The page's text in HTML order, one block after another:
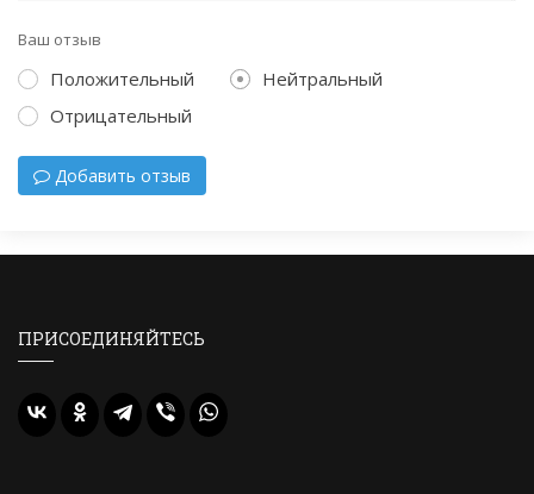
Ваш отзыв
Положительный
Нейтральный
Отрицательный
Добавить отзыв
ПРИСОЕДИНЯЙТЕСЬ